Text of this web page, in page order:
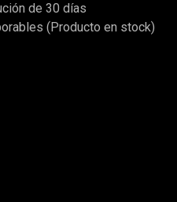
de 30 días
(Producto en stock)